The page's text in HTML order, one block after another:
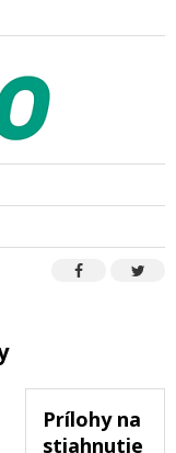
Prílohy na
stiahnutie